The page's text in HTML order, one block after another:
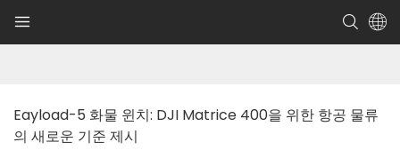
Eayload-5 화물 윈치: DJI Matrice 400을 위한 항공 물류
의 새로운 기준 제시